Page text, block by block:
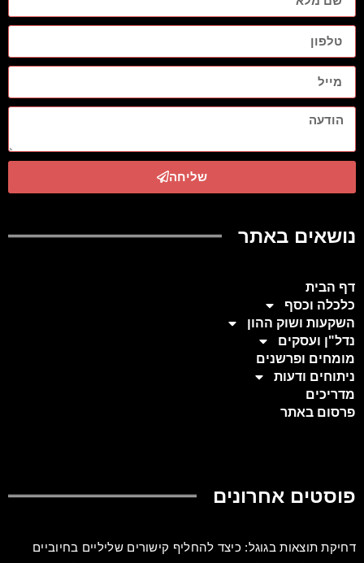
שליחה
נושאים באתר
דף הבית
כלכלה וכסף
השקעות ושוק ההון
נדל"ן ועסקים
מומחים ופרשנים
ניתוחים ודעות
מדריכים
פרסום באתר
פוסטים אחרונים
דחיקת תוצאות בגוגל: כיצד להחליף קישורים שליליים בחיוביים